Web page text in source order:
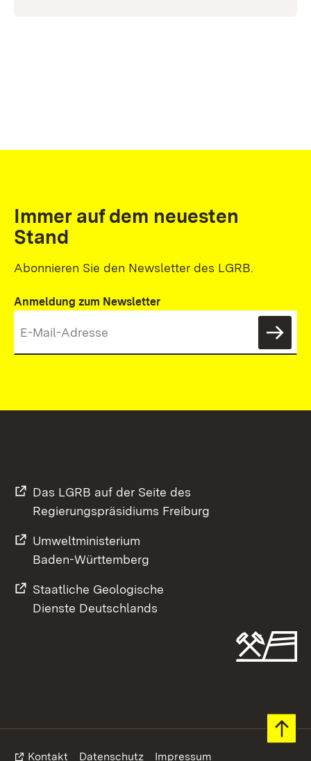
Immer auf dem neuesten
Stand
Abonnieren Sie den Newsletter des LGRB.
Anmeldung zum Newsletter
Das LGRB auf der Seite des
Regierungspräsidiums Freiburg
Umweltministerium
Baden-Württemberg
Staatliche Geologische
Dienste Deutschlands
Footer
Kontakt Datenschutz Impressum